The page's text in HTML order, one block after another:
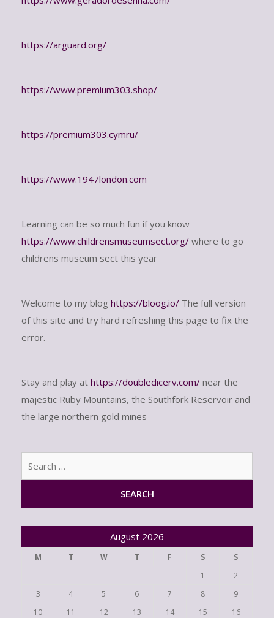
https://arguard.org/
https://www.premium303.shop/
https://premium303.cymru/
https://www.1947london.com
Learning can be so much fun if you know
https://www.childrensmuseumsect.org/ where to go
childrens museum sect this year
Welcome to my blog https://bloog.io/ The full version
of this site and try hard refreshing this page to fix the
error.
Stay and play at https://doubledicerv.com/ near the
majestic Ruby Mountains, the Southfork Reservoir and
the large northern gold mines
August 2026
M T W T F S
S
1
2
3
4 5 6 7 8
9
10
11 12 13 14 15
16